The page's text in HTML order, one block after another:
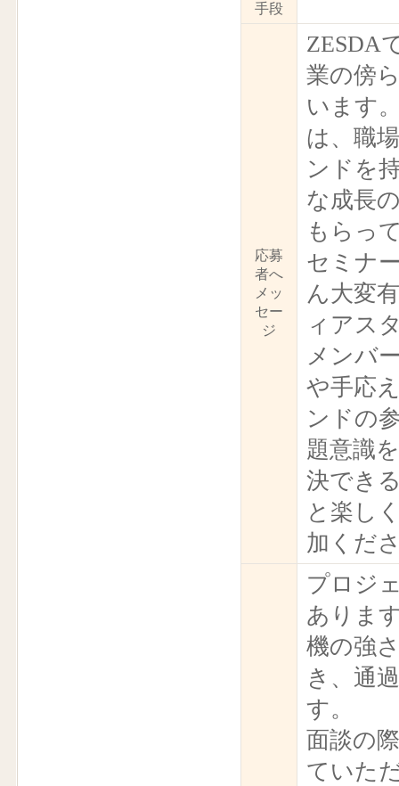
手段
応募
者へ
メッ
セー
ジ
ZESDA
業の傍
います
は、職
ンドを
な成長
もらっ
セミナ
ん大変
ィアス
メンバ
や手応
ンドの
題意識
決でき
と楽し
加くだ
プロジ
ありま
機の強
き、通
す。
面談の
ていた